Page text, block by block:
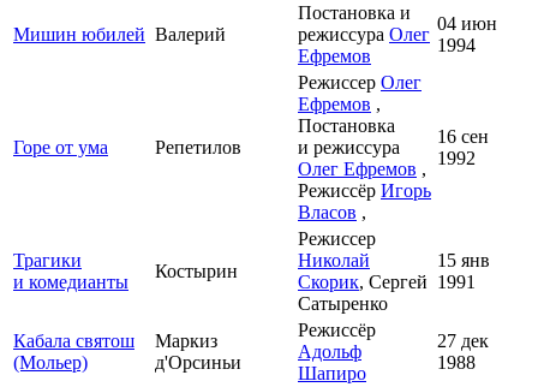
Мишин юбилей Валерий
Постановка и
режиссура Олег
Ефремов
04 июн
1994
Горе от ума Репетилов
Режиссер Олег
Ефремов ,
Постановка
и режиссура
Олег Ефремов ,
Режиссёр Игорь
Власов ,
16 сен
1992
Трагики
и комедианты
Костырин
Режиссер
Николай
Скорик, Сергей
Сатыренко
15 янв
1991
Кабала святош
(Мольер)
Маркиз
д'Орсиньи
Режиссёр
Адольф
Шапиро
27 дек
1988